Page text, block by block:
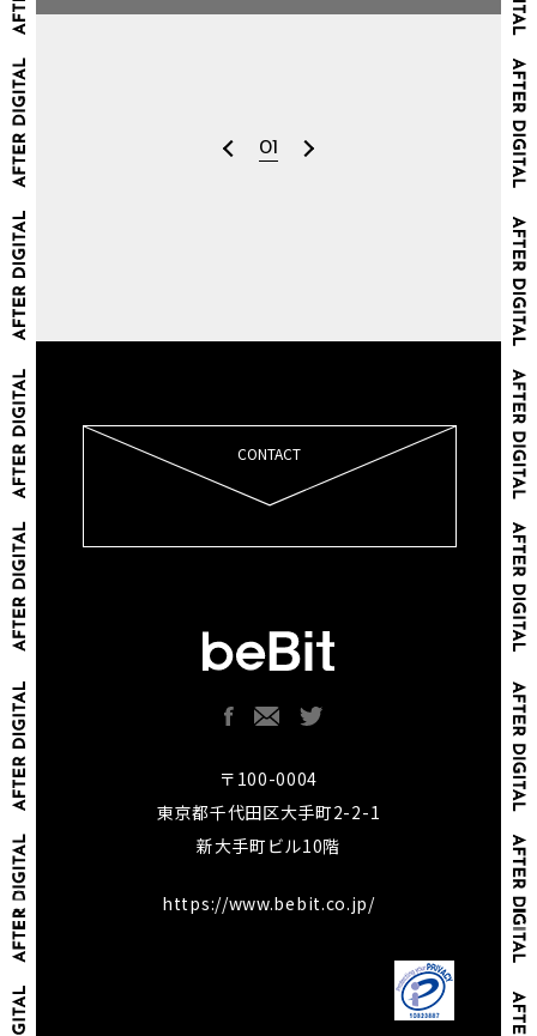
01
CONTACT
〒100-0004
東京都千代田区大手町2-2-1
新大手町ビル10階
https://www.bebit.co.jp/